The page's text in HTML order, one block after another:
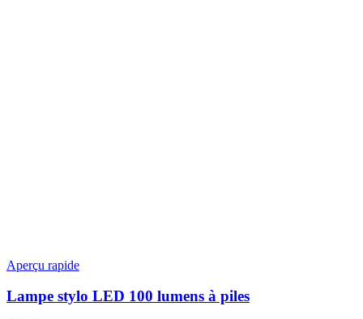
Aperçu rapide
Lampe stylo LED 100 lumens à piles